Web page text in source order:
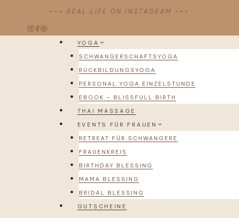
springen
+++ REAL LIFE ON INSTAGRAM +++
YOGA
SCHWANGERSCHAFTSYOGA
RÜCKBILDUNGSYOGA
PERSONAL YOGA EINZELSTUNDE
EBOOK – BLISSFULL BIRTH
THAI MASSAGE
EVENTS FÜR FRAUEN
RETREAT FÜR SCHWANGERE
FRAUENKREIS
BIRTHDAY BLESSING
MAMA BLESSING
BRIDAL BLESSING
GUTSCHEINE